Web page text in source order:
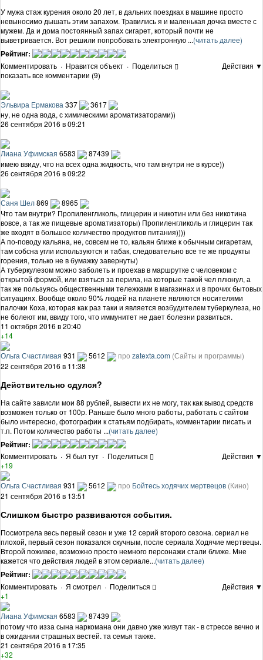
У мужа стаж курения около 20 лет, в дальних поездках в машине просто
невыносимо дышать этим запахом. Травились я и маленькая дочка вместе с
мужем. Да и дома постоянный запах сигарет, который почти не
выветривается. Вот решили попробовать электронную ...(читать далее)
Рейтинг:
Комментировать · Нравится объект · Поделиться
Действия ▼
показать все комментарии (9)
Эльвира Ермакова 337
3617
ну, не одна вода, с химическими ароматизаторами))
26 сентября 2016 в 09:21
Лиана Уфимская 6583
87439
имею ввиду, что на всех одна жидкость, что там внутри не в курсе))
26 сентября 2016 в 09:22
Саня Шел869
8965
Что там внутри? Пропиленгликоль, глицерин и никотин или без никотина
вовсе, а так же пищевые ароматизаторы) Пропиленгликоль и глицерин так
же входят в большое количество продуктов питания))))
А по-поводу кальяна, не, совсем не то, кальян ближе к обычным сигаретам,
там собсна угли используются и табак, следовательно все те же продукты
горения, только не в бумажку завернуты)
А туберкулезом можно заболеть и проехав в маршрутке с человеком с
открытой формой, или взяться за перила, на которые такой чел плюнул, а
так же пользуясь общественными тележками в магазинах и в прочих бытовых
ситуациях. Вообще около 90% людей на планете являются носителями
палочки Коха, которая как раз таки и является возбудителем туберкулеза, но
не болеют им, ввиду того, что иммунитет не дает болезни развиться.
11 октября 2016 в 20:40
+14
Ольга Счастливая 931 5612 про zatexta.com (Сайты и программы)
22 сентября 2016 в 11:38
Действительно сдулся?
На сайте зависли мои 88 рублей, вывести их не могу, так как вывод средств
возможен только от 100р. Раньше было много работы, работать с сайтом
было интересно, фотографии к статьям подбирать, комментарии писать и
т.п. Потом количество работы ...(читать далее)
Рейтинг:
Комментировать · Я был тут · Поделиться
Действия ▼
+19
Ольга Счастливая 931 5612 про Бойтесь ходячих мертвецов (Кино)
21 сентября 2016 в 13:51
Слишком быстро развиваются события.
Посмотрела весь первый сезон и уже 12 серий второго сезона. сериал не
плохой, первый сезон показался скучным, после сериала Ходячие мертвецы.
Второй поживее, возможно просто немного персонажи стали ближе. Мне
кажется что действия людей в этом сериале...(читать далее)
Рейтинг:
Комментировать · Я смотрел · Поделиться
Действия ▼
+1
Лиана Уфимская 6583
87439
потому что изза сына наркомана они давно уже живут так - в стрессе вечно и
в ожидании страшных вестей. та семья также.
21 сентября 2016 в 17:35
+32